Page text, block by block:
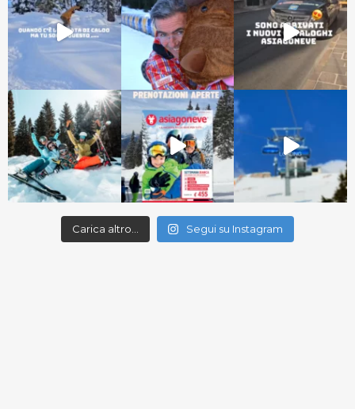
Carica altro… Segui su Instagram